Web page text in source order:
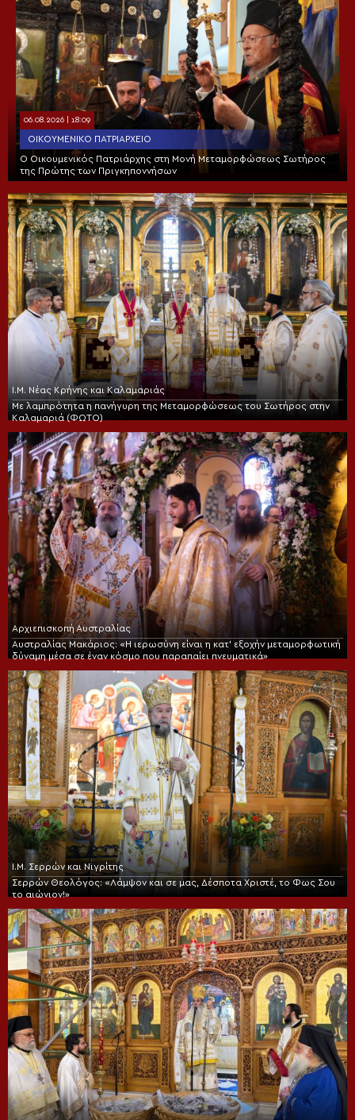
06.08.2026 | 18:09
ΟΙΚΟΥΜΕΝΙΚΌ ΠΑΤΡΙΑΡΧΕΊΟ
Ο Οικουμενικός Πατριάρχης στη Μονή Μεταμορφώσεως Σωτήρος
της Πρώτης των Πριγκηποννήσων
Ι.Μ. Νέας Κρήνης και Καλαμαριάς
Με λαμπρότητα η πανήγυρη της Μεταμορφώσεως του Σωτήρος στην
Καλαμαριά (ΦΩΤΟ)
Αρχιεπισκοπή Αυστραλίας
Αυστραλίας Μακάριος: «Η ιερωσύνη είναι η κατ’ εξοχήν μεταμορφωτική
δύναμη μέσα σε έναν κόσμο που παραπαίει πνευματικά»
Ι.Μ. Σερρών και Νιγρίτης
Σερρών Θεολόγος: «Λάμψον και σε μας, Δέσποτα Χριστέ, το Φως Σου
το αιώνιον!»